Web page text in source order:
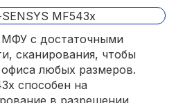
МФУ с достаточными
сканирования, чтобы
любых размеров.
способен на